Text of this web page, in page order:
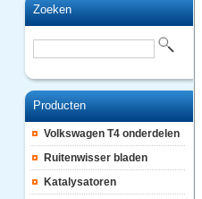
Zoeken
Producten
Volkswagen T4 onderdelen
Ruitenwisser bladen
Katalysatoren